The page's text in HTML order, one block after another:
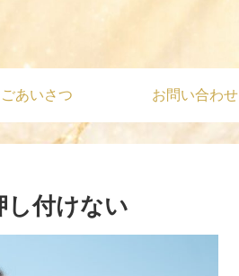
ごあいさつ お問い合わせ
付けない